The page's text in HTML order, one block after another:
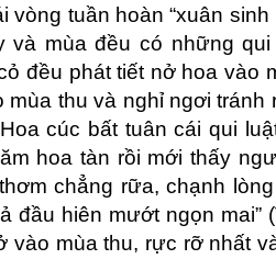
vòng tuần hoàn “xuân
và mùa đều có những
đều phát tiết nở hoa vào
mùa thu và nghỉ ngơi tránh
cúc bất tuân cái qui
hoa tàn rồi mới thấy
chẳng rữa, chạnh
đầu hiên mướt ngọn mai”
vào mùa thu, rực rỡ nhất